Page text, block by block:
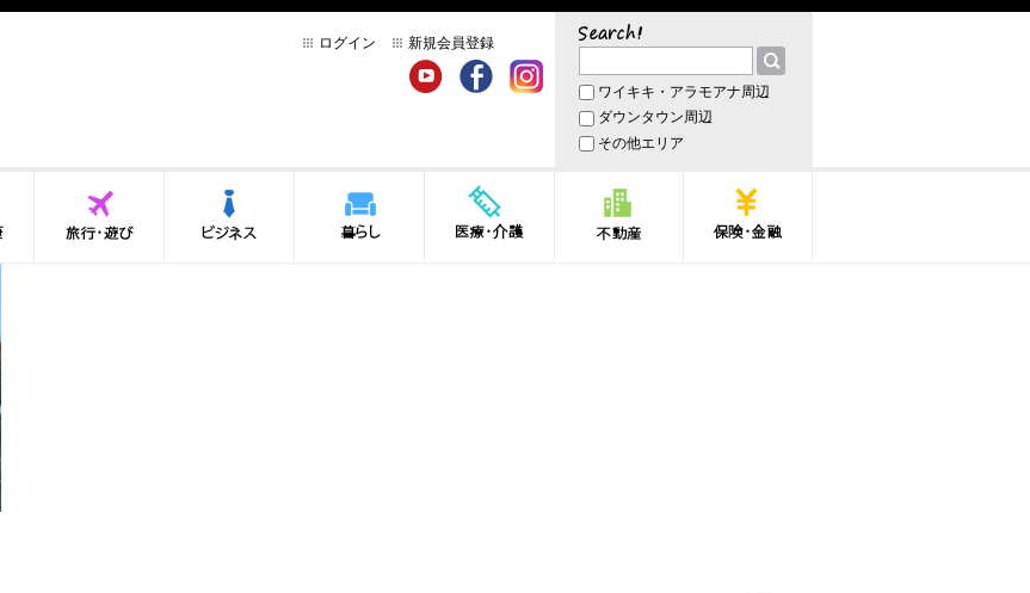
ログイン 新規会員登録 サーチ
ワイキキ・アラモアナ周辺
ダウンタウン周辺
その他エリア